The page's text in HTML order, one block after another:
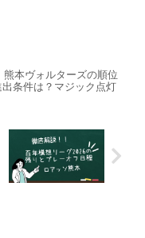
熊本ヴォルターズの順位
条件は？マジック点灯